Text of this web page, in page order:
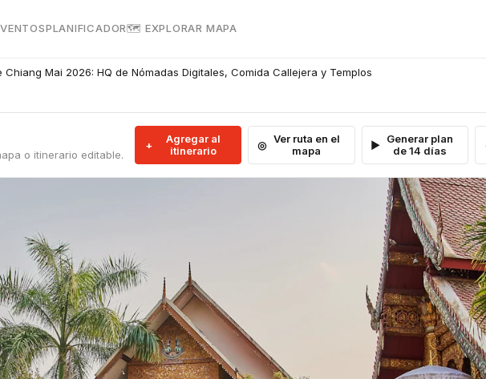
PLANIFICADOR🗺 EXPLORAR MAPA
Chiang Mai 2026: HQ de Nómadas Digitales, Comida Callejera y Templos
o itinerario editable.
Agregar al
itinerario
Ver ruta en el
mapa
Generar plan
de 14 días